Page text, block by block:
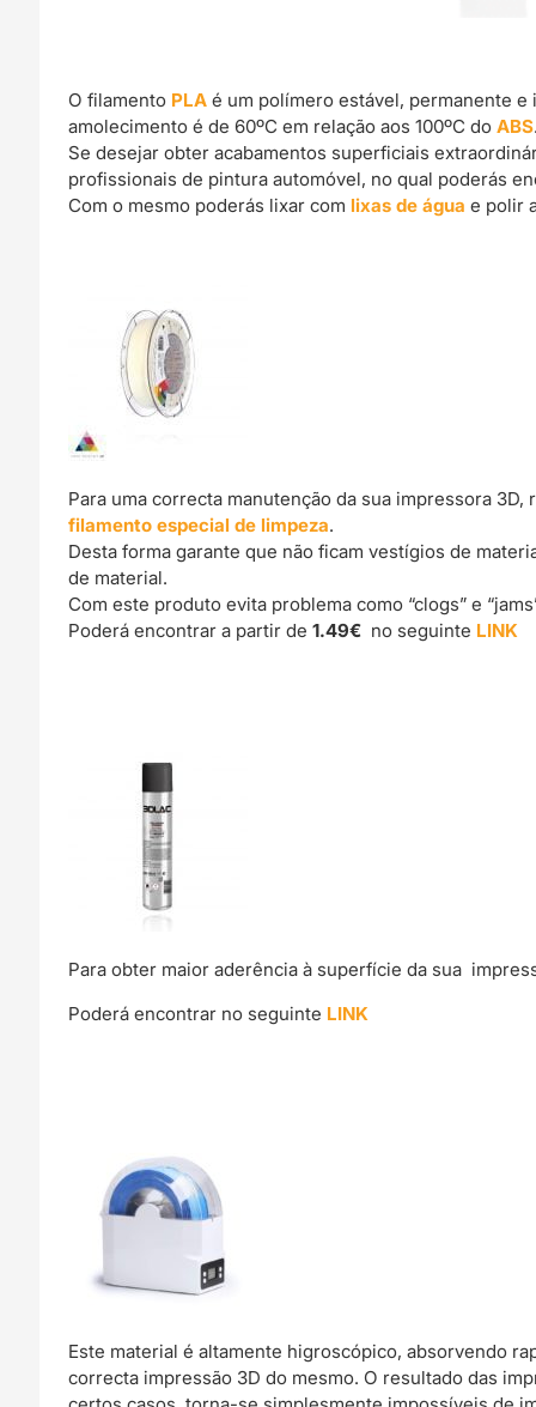
O filamento PLA é um polímero estável, permanente
amolecimento é de 60ºC em relação aos 100ºC doABS
Se desejar obter acabamentos superficiais
profissionais de pintura automóvel, no qual poderás
Com o mesmo poderás lixar com lixas de água e polir
Para uma correcta manutenção da sua impressora
filamento especial de limpeza.
Desta forma garante que não ficam vestígios de
de material.
Com este produto evita problema como “clogs” e
Poderá encontrar a partir de1.49€ no seguinte LINK
Para obter maior aderência à superfície da sua
Poderá encontrar no seguinte LINK
Este material é altamente higroscópico, absorvendo
correcta impressão 3D do mesmo. O resultado das